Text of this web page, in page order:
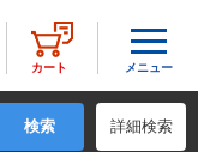
詳細検索
カート メニュー